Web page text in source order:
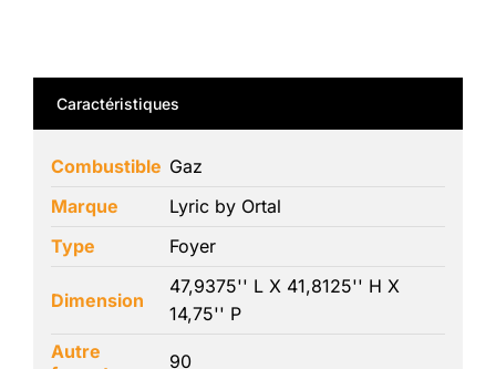
Caractéristiques
Combustible Gaz
Marque
Lyric by Ortal
Type
Foyer
Dimension
47,9375'' L X 41,8125'' H X
14,75'' P
Autre
90